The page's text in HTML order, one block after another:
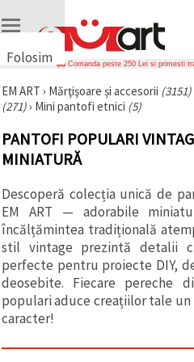
Folosim
uri
🍪 Folosim
și
tehnologii
similare
asigura
funcționarea
corectă a
site-ului,
pentru a vă
îmbunătăți
experiența
și, cu
acordul
dumneavoastră,
pentru a
traficul și a
Comanda peste 250 Lei si primesti
EM ART › Mărţişoare și accesorii (3151)
(271)› Mini pantofi etnici (5)
PANTOFI POPULARI
MINIATURĂ
Descoperă colecția unică de
EM ART — adorabile
încălțămintea tradițională
stil vintage prezintă detalii
perfecte pentru proiecte DIY,
deosebite. Fiecare pereche
populari aduce creațiilor tale
caracter!